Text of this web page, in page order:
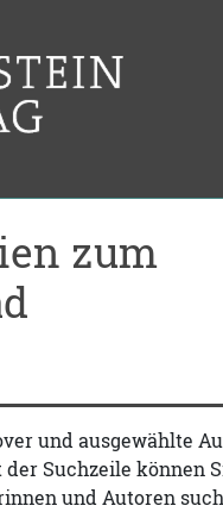
zum
und ausgewählte
Suchzeile können
und Autoren